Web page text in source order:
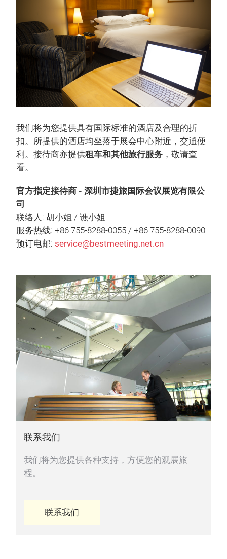
我们将为您提供具有国际标准的酒店及合理的折
扣。所提供的酒店均坐落于展会中心附近，交通便
利。接待商亦提供租车和其他旅行服务 ，敬请查
看。
官方指定接待商 - 深圳市捷旅国际会议展览有限公
司
联络人: 胡小姐 / 谯小姐
服务热线: +86 755-8288-0055 / +86 755-8288-0090
预订电邮: service@bestmeeting.net.cn
联系我们
我们将为您提供各种支持，方便您的观展旅
程。
联系我们